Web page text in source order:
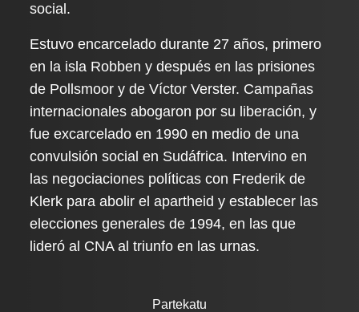
social.
Estuvo encarcelado durante 27 años, primero
en la isla Robben y después en las prisiones
de Pollsmoor y de Víctor Verster. Campañas
internacionales abogaron por su liberación, y
fue excarcelado en 1990 en medio de una
convulsión social en Sudáfrica. Intervino en
las negociaciones políticas con Frederik de
Klerk para abolir el apartheid y establecer las
elecciones generales de 1994, en las que
lideró al CNA al triunfo en las urnas.
Partekatu